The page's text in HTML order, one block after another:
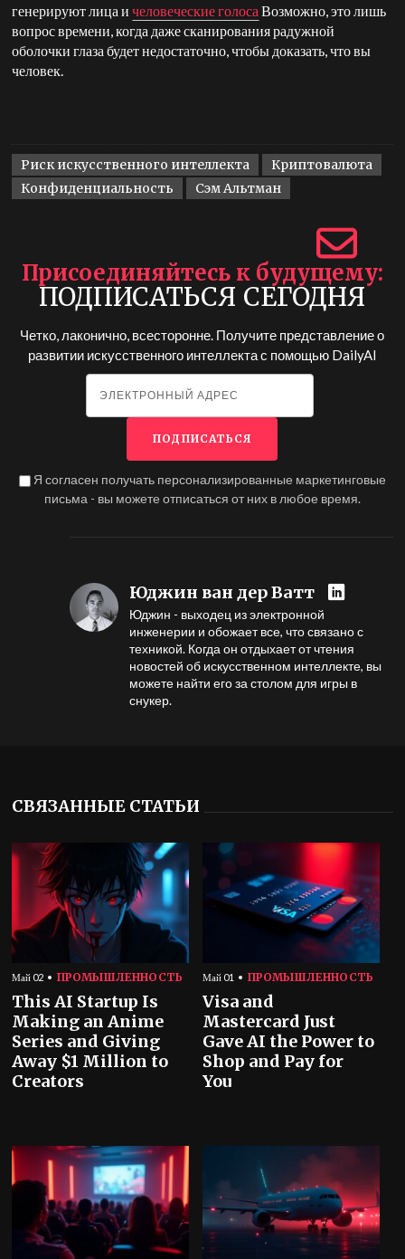
генерируют лица ичеловеческие голоса Возможно, это лишь
вопрос времени, когда даже сканирования радужной
оболочки глаза будет недостаточно, чтобы доказать, что вы
человек.
Риск искусственного интеллекта
Криптовалюта
Конфиденциальность
Сэм Альтман
Присоединяйтесь к будущему
ПОДПИСАТЬСЯ СЕГОДНЯ
Четко, лаконично, всесторонне. Получите представление о
развитии искусственного интеллекта с помощью DailyAI
Я согласен получать персонализированные маркетинговые
письма - вы можете отписаться от них в любое время.
Юджин ван дер Ватт
Юджин - выходец из электронной
инженерии и обожает все, что связано с
техникой. Когда он отдыхает от чтения
новостей об искусственном интеллекте, вы
можете найти его за столом для игры в
снукер.
СВЯЗАННЫЕ СТАТЬИ
Май 02 ПРОМЫШЛЕННОСТЬ
This AI Startup Is
Making an Anime
Series and Giving
Away $1 Million to
Creators
Май 01 ПРОМЫШЛЕННОСТЬ
Visa and
Mastercard Just
Gave AI the Power to
Shop and Pay for
You